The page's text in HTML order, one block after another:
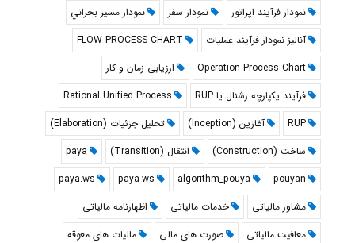
نمودار فرآيند اپراتور
نمودار سفر
نمودار مسير بحراني
آنالیز نمودار فرآیند عملیات
FLOW PROCESS CHART
Operation Process Chart
ارزیابی زمان و کار
فرآیند یکپارچه رشنال یا RUP
Rational Unified Process
RUP
آغازین (Inception)
تحلیل جزئیات (Elaboration)
ساخت (Construction)
انتقال (Transition)
paya
pouyan
algorithm_pouya
paya-ws
paya.ws
مشاور مالیاتی
خدمات مالیاتی
اظهارنامه مالیاتی
معافیت مالیاتی
صورت های مالی
مالیات های معوقه